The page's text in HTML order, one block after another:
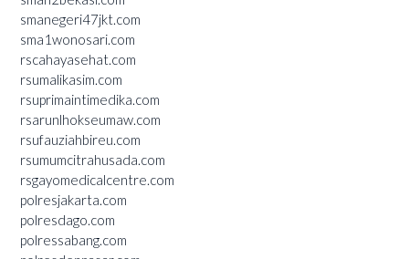
smanegeri47jkt.com
sma1wonosari.com
rscahayasehat.com
rsumalikasim.com
rsuprimaintimedika.com
rsarunlhokseumaw.com
rsufauziahbireu.com
rsumumcitrahusada.com
rsgayomedicalcentre.com
polresjakarta.com
polresdago.com
polressabang.com